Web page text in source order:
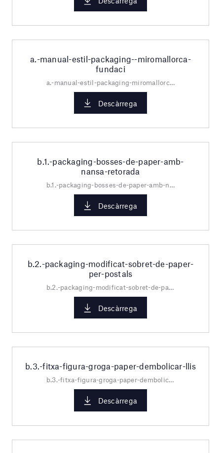
a.-manual-estil-packaging--miromallorca-
fundaci
a.-manual-estil-packaging-miromallorca-fundaci.pdf
Descàrrega
b.1.-packaging-bosses-de-paper-amb-
nansa-retorada
b.1.-packaging-bosses-de-paper-amb-nansa-retorada.pdf
Descàrrega
b.2.-packaging-modificat-sobret-de-paper-
per-postals
b.2.-packaging-modificat-sobret-de-paper-per-postals.pdf
Descàrrega
b.3.-fitxa-figura-groga-paper-dembolicar-llis
b.3.-fitxa-figura-groga-paper-dembolicar-llis.pdf
Descàrrega